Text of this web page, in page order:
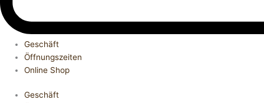
Geschäft
Öffnungszeiten
Online Shop
Geschäft